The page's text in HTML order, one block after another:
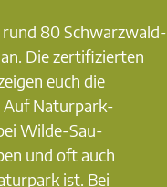
80 Schwarzwald-
Die zertifizierten
euch die
Auf Naturpark-
Wilde-Sau-
und oft auch
ist. Bei